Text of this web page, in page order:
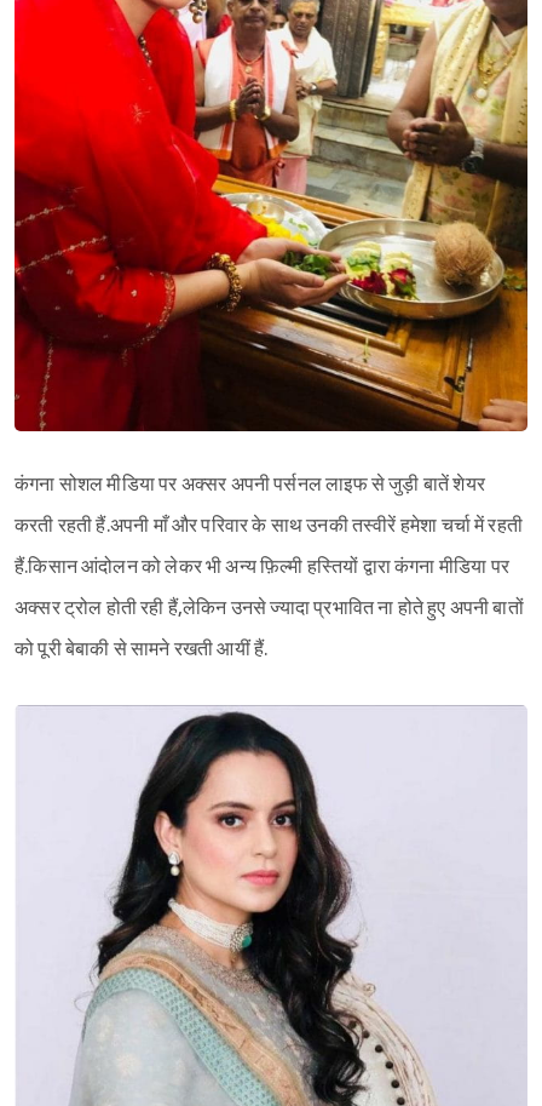
Sign in
कंगना सोशल मीडिया पर अक्सर अपनी पर्सनल लाइफ से जुड़ी बातें शेयर
करती रहती हैं.अपनी माँ और परिवार के साथ उनकी तस्वीरें हमेशा चर्चा में रहती
हैं.किसान आंदोलन को लेकर भी अन्य फ़िल्मी हस्तियों द्वारा कंगना मीडिया पर
अक्सर ट्रोल होती रही हैं,लेकिन उनसे ज्यादा प्रभावित ना होते हुए अपनी बातों
को पूरी बेबाकी से सामने रखती आयीं हैं.